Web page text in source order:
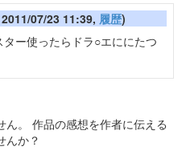
07/23 11:39, 履歴)
ー使ったらドラ○エににたつ
ん。 作品の感想を作者に伝える
んか？